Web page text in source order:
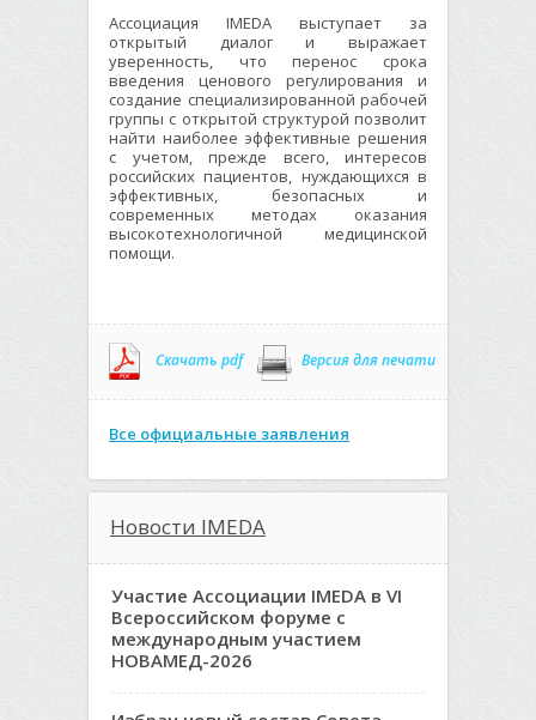
Ассоциация IMEDA выступает за
открытый диалог и выражает
уверенность, что перенос срока
введения ценового регулирования и
создание специализированной рабочей
группы с открытой структурой позволит
найти наиболее эффективные решения
с учетом, прежде всего, интересов
российских пациентов, нуждающихся в
эффективных, безопасных и
современных методах оказания
высокотехнологичной медицинской
помощи.
Скачать pdf Версия для печати
Все официальные заявления
Новости IMEDA
Участие Ассоциации IMEDA в VI
Всероссийском форуме с
международным участием
НОВАМЕД-2026